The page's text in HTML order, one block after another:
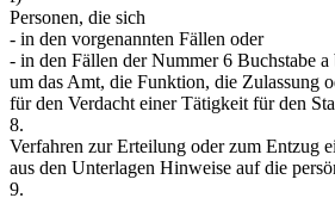
Personen, die sich
- in den vorgenannten Fällen oder
- in den Fällen der Nummer 6 Buchstabe a
um das Amt, die Funktion, die Zulassung
für den Verdacht einer Tätigkeit für den
8.
Verfahren zur Erteilung oder zum Entzug
aus den Unterlagen Hinweise auf die
9.